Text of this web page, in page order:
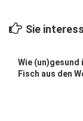
Forum
Sie
Wie (un)gesund
Fisch aus den